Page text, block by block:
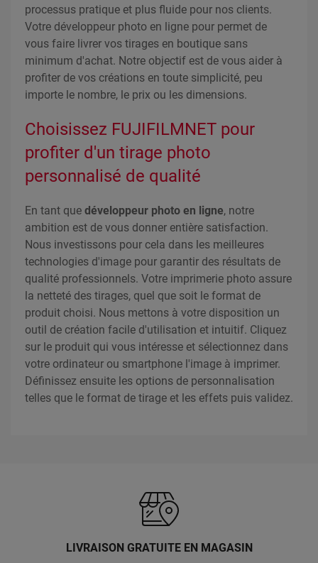
processus pratique et plus fluide pour nos clients.
Votre développeur photo en ligne pour permet de
vous faire livrer vos tirages en boutique sans
minimum d'achat. Notre objectif est de vous aider à
profiter de vos créations en toute simplicité, peu
importe le nombre, le prix ou les dimensions.
Choisissez FUJIFILMNET pour
profiter d'un tirage photo
personnalisé de qualité
En tant que développeur photo en ligne, notre
ambition est de vous donner entière satisfaction.
Nous investissons pour cela dans les meilleures
technologies d'image pour garantir des résultats de
qualité professionnels. Votre imprimerie photo assure
la netteté des tirages, quel que soit le format de
produit choisi. Nous mettons à votre disposition un
outil de création facile d'utilisation et intuitif. Cliquez
sur le produit qui vous intéresse et sélectionnez dans
votre ordinateur ou smartphone l'image à imprimer.
Définissez ensuite les options de personnalisation
telles que le format de tirage et les effets puis validez.
LIVRAISON GRATUITE EN MAGASIN